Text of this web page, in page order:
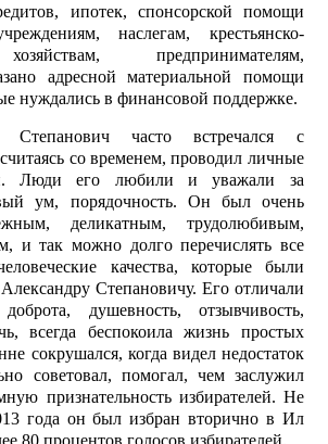
ипотек, спонсорской помощи
наслегам, крестьянско-
предпринимателям,
адресной материальной помощи
нуждались в финансовой поддержке.
Степанович часто встречался с
со временем, проводил личные
Люди его любили и уважали за
ум, порядочность. Он был очень
деликатным, трудолюбивым,
и так можно долго перечислять все
качества, которые были
Степановичу. Его отличали
душевность, отзывчивость,
всегда беспокоила жизнь простых
сокрушался, когда видел недостаток
советовал, помогал, чем заслужил
признательность избирателей. Не
года он был избран вторично в Ил